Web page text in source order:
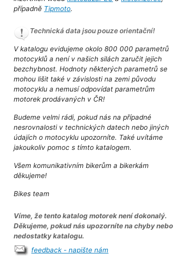
případně Tipmoto.
Technická data jsou pouze orientační!
V katalogu evidujeme okolo 800 000 parametrů
motocyklů a není v našich silách zaručit jejich
bezchybnost. Hodnoty některých parametrů se
mohou lišit také v závislosti na zemi původu
motocyklu a nemusí odpovídat parametrům
motorek prodávaných v ČR!
Budeme velmi rádi, pokud nás na případné
nesrovnalosti v technických datech nebo jiných
údajích o motocyklu upozorníte. Také uvítáme
jakoukoliv pomoc s tímto katalogem.
Všem komunikativním bikerům a bikerkám
děkujeme!
Bikes team
Víme, že tento katalog motorek není dokonalý.
Děkujeme, pokud nás upozorníte na chyby nebo
nedostatky katalogu.
feedback - napište nám